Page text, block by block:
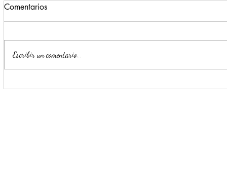
Estrategia Escudo permite
Llama
Comentarios
Escribir un comentario...